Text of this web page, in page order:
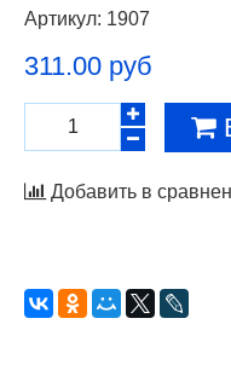
Артикул: 1907
311.00 руб
Добавить в